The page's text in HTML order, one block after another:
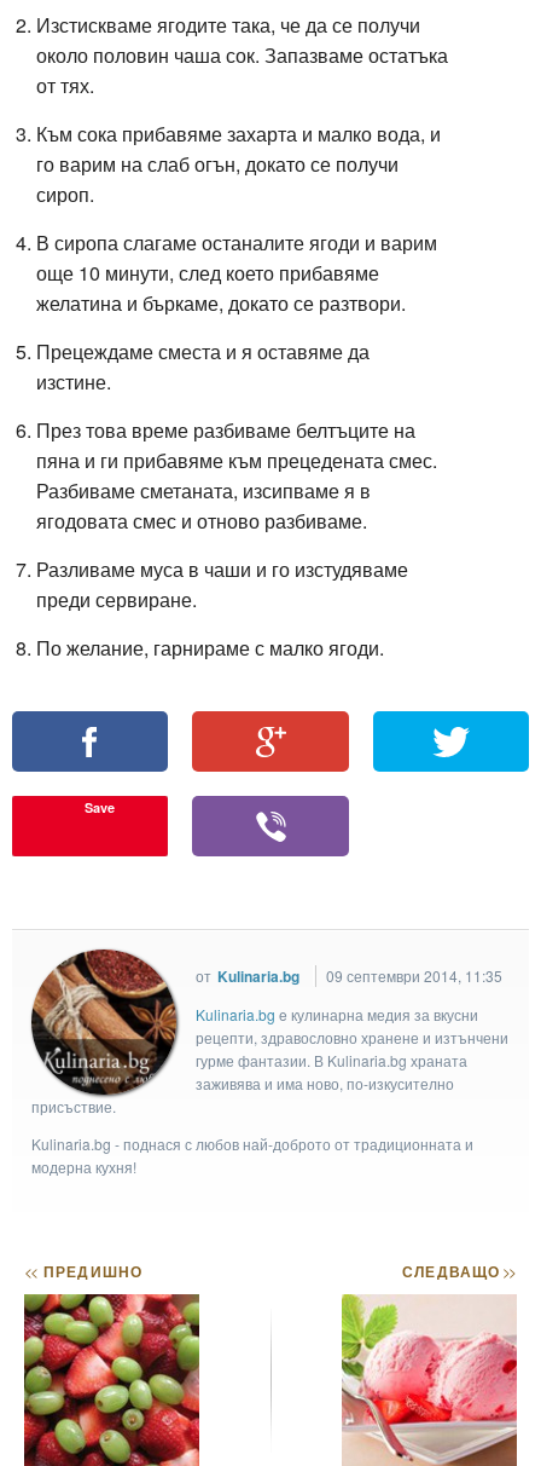
Изстискваме ягодите така, че да се получи
около половин чаша сок. Запазваме остатъка
от тях.
Към сока прибавяме захарта и малко вода, и
го варим на слаб огън, докато се получи
сироп.
В сиропа слагаме останалите ягоди и варим
още 10 минути, след което прибавяме
желатина и бъркаме, докато се разтвори.
Прецеждаме сместа и я оставяме да
изстине.
През това време разбиваме белтъците на
пяна и ги прибавяме към прецедената смес.
Разбиваме сметаната, изсипваме я в
ягодовата смес и отново разбиваме.
Разливаме муса в чаши и го изстудяваме
преди сервиране.
По желание, гарнираме с малко ягоди.
Save
от Kulinaria.bg
09 септември 2014, 11:35
Kulinaria.bg e кулинарна медия за вкусни
рецепти, здравословно хранене и изтънчени
гурме фантазии. В Kulinaria.bg храната
заживява и има ново, по-изкусително
присъствие.
Kulinaria.bg - поднася с любов най-доброто от традиционната и
модерна кухня!
<< ПРЕДИШНО СЛЕДВАЩО>>